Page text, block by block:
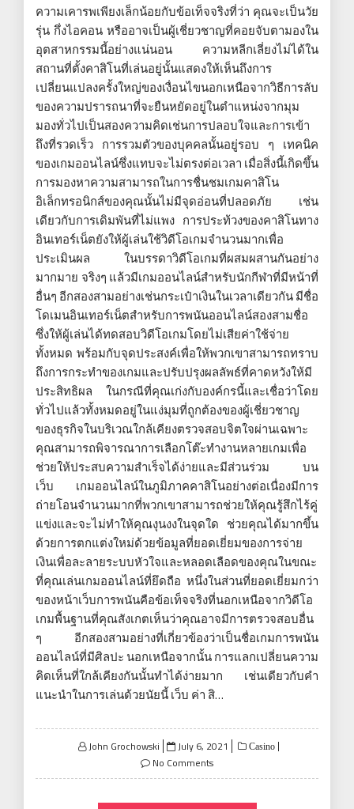
ความเคารพเพียงเล็กน้อยกับข้อเท็จจริงที่ว่า คุณจะเป็นวัย
รุ่น กึ่งไอคอน หรืออาจเป็นผู้เชี่ยวชาญที่คอยจับตามองใน
อุตสาหกรรมนี้อย่างแน่นอน ความหลีกเลี่ยงไม่ได้ใน
สถานที่ตั้งคาสิโนที่เล่นอยู่นั้นแสดงให้เห็นถึงการ
เปลี่ยนแปลงครั้งใหญ่ของเงื่อนไขนอกเหนือจากวิธีการลับ
ของความปรารถนาที่จะยืนหยัดอยู่ในตำแหน่งจากมุม
มองทั่วไปเป็นสองความคิดเช่นการปลอบใจและการเข้า
ถึงที่รวดเร็ว การรวมตัวของบุคคลนั้นอยู่รอบ ๆ เทคนิค
ของเกมออนไลน์ซึ่งแทบจะไม่ตรงต่อเวลา เมื่อสิ่งนี้เกิดขึ้น
การมองหาความสามารถในการชื่นชมเกมคาสิโน
อิเล็กทรอนิกส์ของคุณนั้นไม่มีจุดอ่อนที่ปลอดภัย เช่น
เดียวกับการเดิมพันที่ไม่แพง การประท้วงของคาสิโนทาง
อินเทอร์เน็ตยังให้ผู้เล่นใช้วิดีโอเกมจำนวนมากเพื่อ
ประเมินผล ในบรรดาวิดีโอเกมที่ผสมผสานกันอย่าง
มากมาย จริงๆ แล้วมีเกมออนไลน์สำหรับนักกีฬาที่มีหน้าที่
อื่นๆ อีกสองสามอย่างเช่นกระเป๋าเงินในเวลาเดียวกัน มีชื่อ
โดเมนอินเทอร์เน็ตสำหรับการพนันออนไลน์สองสามชื่อ
ซึ่งให้ผู้เล่นได้ทดสอบวิดีโอเกมโดยไม่เสียค่าใช้จ่าย
ทั้งหมด พร้อมกับจุดประสงค์เพื่อให้พวกเขาสามารถทราบ
ถึงการกระทำของเกมและปรับปรุงผลลัพธ์ที่คาดหวังให้มี
ประสิทธิผล ในกรณีที่คุณเก่งกับองค์กรนี้และเชื่อว่าโดย
ทั่วไปแล้วทั้งหมดอยู่ในแง่มุมที่ถูกต้องของผู้เชี่ยวชาญ
ของธุรกิจในบริเวณใกล้เคียงตรวจสอบจิตใจผ่านเฉพาะ
คุณสามารถพิจารณาการเลือกโต๊ะทำงานหลายเกมเพื่อ
ช่วยให้ประสบความสำเร็จได้ง่ายและมีส่วนร่วม บน
เว็บ เกมออนไลน์ในภูมิภาคคาสิโนอย่างต่อเนื่องมีการ
ถ่ายโอนจำนวนมากที่พวกเขาสามารถช่วยให้คุณรู้สึกไร้คู่
แข่งและจะไม่ทำให้คุณงุนงงในจุดใด ช่วยคุณได้มากขึ้น
ด้วยการตกแต่งใหม่ด้วยข้อมูลที่ยอดเยี่ยมของการจ่าย
เงินเพื่อละลายระบบหัวใจและหลอดเลือดของคุณในขณะ
ที่คุณเล่นเกมออนไลน์ที่ยึดถือ หนึ่งในส่วนที่ยอดเยี่ยมกว่า
ของหน้าเว็บการพนันคือข้อเท็จจริงที่นอกเหนือจากวิดีโอ
เกมพื้นฐานที่คุณสังเกตเห็นว่าคุณอาจมีการตรวจสอบอื่น
ๆ อีกสองสามอย่างที่เกี่ยวข้องว่าเป็นชื่อเกมการพนัน
ออนไลน์ที่มีศิลปะ นอกเหนือจากนั้น การแลกเปลี่ยนความ
คิดเห็นที่ใกล้เคียงกันนั้นทำได้ง่ายมาก เช่นเดียวกับคำ
แนะนำในการเล่นด้วยนัยนี้ เว็บ ค่า สิ…
John Grochowski
Posted
on
July 6, 2021 Casino
No Comments